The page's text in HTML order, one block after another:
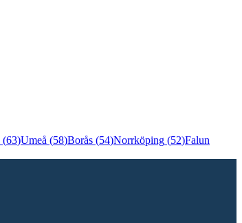
(63)Umeå (58)Borås (54)Norrköping (52)Falun